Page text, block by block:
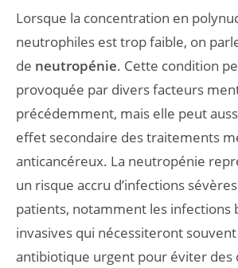
Lorsque la concentration en
neutrophiles est trop faible, on
de neutropénie. Cette condition
provoquée par divers facteurs
précédemment, mais elle peut
effet secondaire des traitements
anticancéreux. La neutropénie
un risque accru d’infections
patients, notamment les infections
invasives qui nécessiteront
antibiotique urgent pour éviter des